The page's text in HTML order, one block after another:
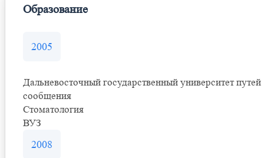
Образование
2005
Дальневосточный государственный университет путей
сообщения
Стоматология
ВУЗ
2008